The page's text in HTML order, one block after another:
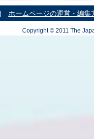
ホームページの運営・編集
Copyright © 2011 The